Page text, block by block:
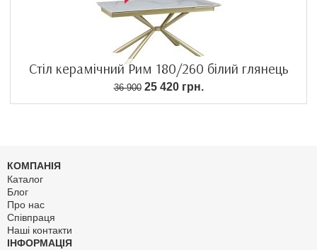
Стіл керамічний Рим 180/260 білий глянець
36 90025 420 грн.
КОМПАНІЯ
Каталог
Блог
Про нас
Співпраця
Наші контакти
ІНФОРМАЦІЯ